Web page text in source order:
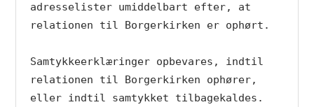
adresselister umiddelbart efter, at
relationen til Borgerkirken er ophørt.
Samtykkeerklæringer opbevares, indtil
relationen til Borgerkirken ophører,
eller indtil samtykket tilbagekaldes.